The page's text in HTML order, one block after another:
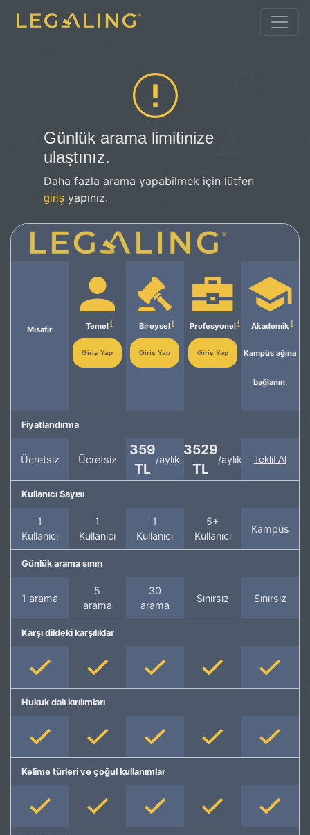
Günlük arama limitinize
ulaştınız.
Daha fazla arama yapabilmek için lütfen
giriş yapınız.
Misafir Temel
Giriş Yap
Bireysel
Giriş Yap
Profesyonel
Giriş Yap
Akademik
Kampüs ağına
bağlanın.
Fiyatlandırma
Ücretsiz Ücretsiz
359
TL
/aylık
3529
TL
/aylık Teklif Al
Kullanıcı Sayısı
1
Kullanıcı
1
Kullanıcı
1
Kullanıcı
5+
Kullanıcı
Kampüs
Günlük arama sınırı
1 arama
5
arama
30
arama
Sınırsız Sınırsız
Karşı dildeki karşılıklar
Hukuk dalı kırılımları
Kelime türleri ve çoğul kullanımlar